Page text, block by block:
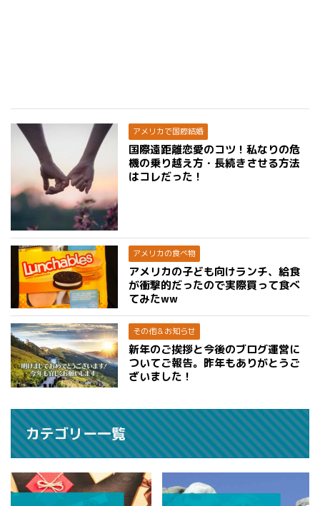
アメリカで国際結婚
国際遠距離恋愛のコツ！私なりの危
機の乗り越え方・長続きさせる方法
はコレだった！
アメリカの食べ物
アメリカの子ども向けランチ、給食
が衝撃的だったので実際買って食べ
てみたww
その他＆お知らせ
新年のご挨拶と今後のブログ運営に
ついてご報告。昨年もありがとうご
ざいました！
カテゴリー一覧